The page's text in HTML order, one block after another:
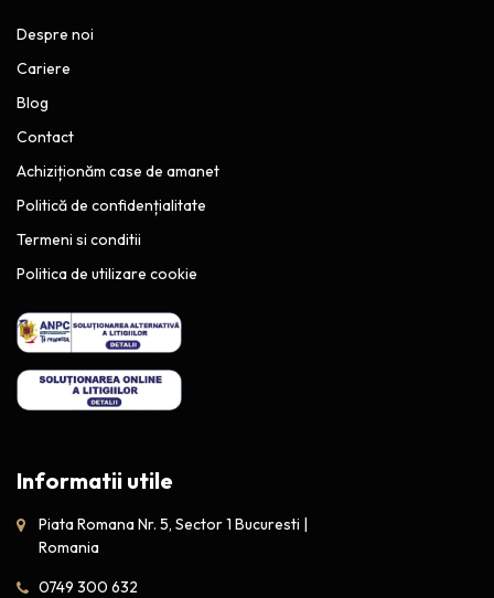
Despre noi
Cariere
Blog
Contact
Achiziționăm case de amanet
Politică de confidențialitate
Termeni si conditii
Politica de utilizare cookie
Informatii utile
Piata Romana Nr. 5, Sector 1 Bucuresti |
Romania
0749 300 632